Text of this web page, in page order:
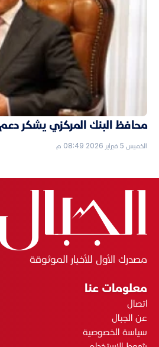
محافظ البنك المركزي يشكر دعم
الخميس 5 فبراير 2026 08:49 م
مصدرك الأول للأخبار الموثوقة
معلومات عنا
اتصال
عن الجبال
سياسة الخصوصية